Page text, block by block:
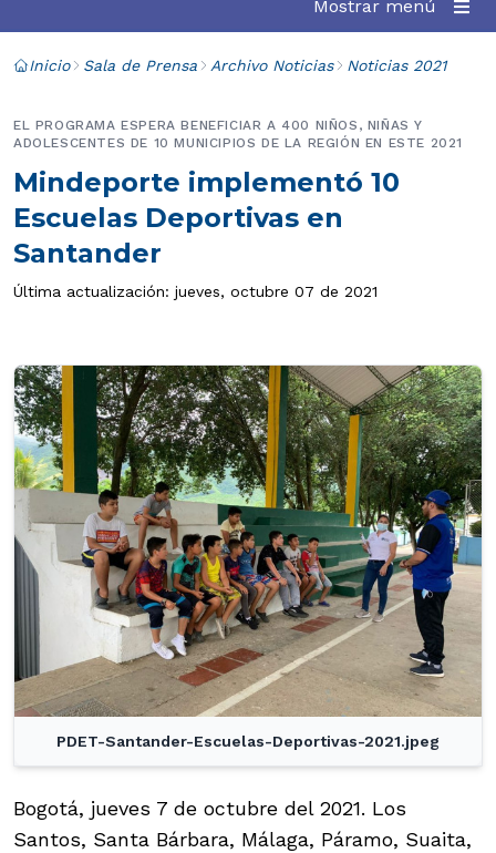
Mostrar menú
Inicio Sala de Prensa Archivo Noticias Noticias 2021
Mindeporte implementó 10
Escuelas Deportivas en
Santander
EL PROGRAMA ESPERA BENEFICIAR A 400 NIÑOS, NIÑAS Y
ADOLESCENTES DE 10 MUNICIPIOS DE LA REGIÓN EN ESTE 2021
Última actualización: jueves, octubre 07 de 2021
PDET-Santander-Escuelas-Deportivas-2021.jpeg
Bogotá, jueves 7 de octubre del 2021. Los
Santos, Santa Bárbara, Málaga, Páramo, Suaita,